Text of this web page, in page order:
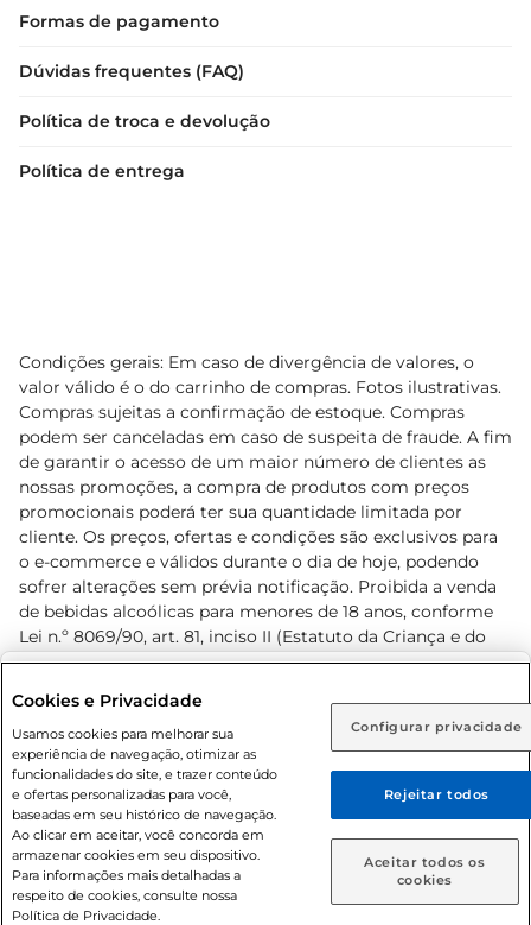
Rio de Janeiro (RJ) Goiás (GO)
Ou
Caso queira comprar online, informe como deseja receber
suas compras:
Entrega em casa Retire em Loja
Formas de pagamento
Dúvidas frequentes (FAQ)
Política de troca e devolução
Política de entrega
Condições gerais: Em caso de divergência de valores, o
valor válido é o do carrinho de compras. Fotos ilustrativas.
Compras sujeitas a confirmação de estoque. Compras
podem ser canceladas em caso de suspeita de fraude. A fim
de garantir o acesso de um maior número de clientes as
nossas promoções, a compra de produtos com preços
promocionais poderá ter sua quantidade limitada por
cliente. Os preços, ofertas e condições são exclusivos para
o e-commerce e válidos durante o dia de hoje, podendo
sofrer alterações sem prévia notificação. Proibida a venda
de bebidas alcoólicas para menores de 18 anos, conforme
Lei n.º 8069/90, art. 81, inciso II (Estatuto da Criança e do
Adolescente). Preços e condições exclusivos para o
prévio. O valor mínimo para as compras on-line é de R$
80,00.
© 2026 Copyright. Todos os direitos
reservados Prezunic.
Cookies e Privacidade
Usamos cookies para melhorar sua
experiência de navegação, otimizar as
funcionalidades do site, e trazer conteúdo
e ofertas personalizadas para você,
baseadas em seu histórico de navegação.
Ao clicar em aceitar, você concorda em
armazenar cookies em seu dispositivo.
Para informações mais detalhadas a
respeito de cookies, consulte nossa
Política de Privacidade.
Configurar privacidade
Rejeitar todos
Aceitar todos os
cookies